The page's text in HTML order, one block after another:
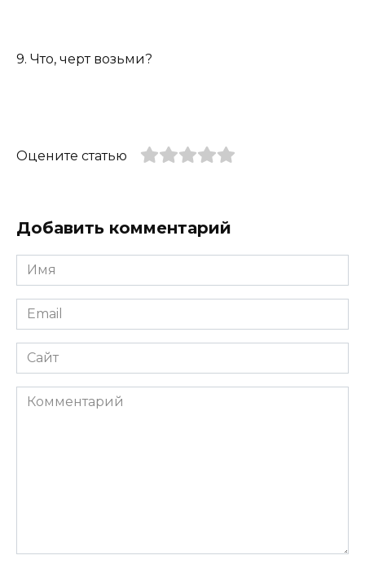
9. Что, черт возьми?
Оцените статью
Добавить комментарий
Имя
*
Email
*
Сайт
Комментарий